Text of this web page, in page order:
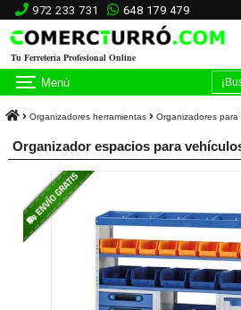
972 233 731 648 179 479
Tu Ferretería Profesional Online
Menú
Organizadores herramientas Organizadores
Organizador espacios para